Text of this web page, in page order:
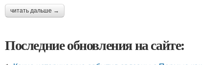
читать дальше →
Последние обновления на сайте: